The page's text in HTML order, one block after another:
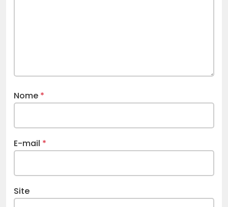
Nome *
E-mail *
Site